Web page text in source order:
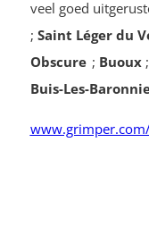
veel goed
; Saint Léger du
Obscure; Buoux;
Buis-Les-